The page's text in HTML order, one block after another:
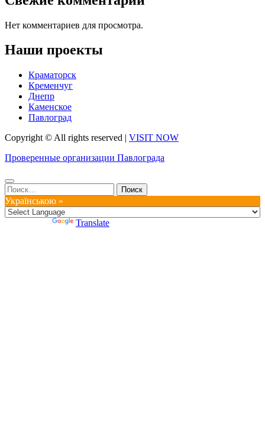
Нет комментариев для просмотра.
Наши проекты
Краматорск
Кременчуг
Днепр
Каменское
Павлоград
Copyright © All rights reserved | VISIT NOW
Проверенные организации Павлограда
Найти:
Українською »
Translate